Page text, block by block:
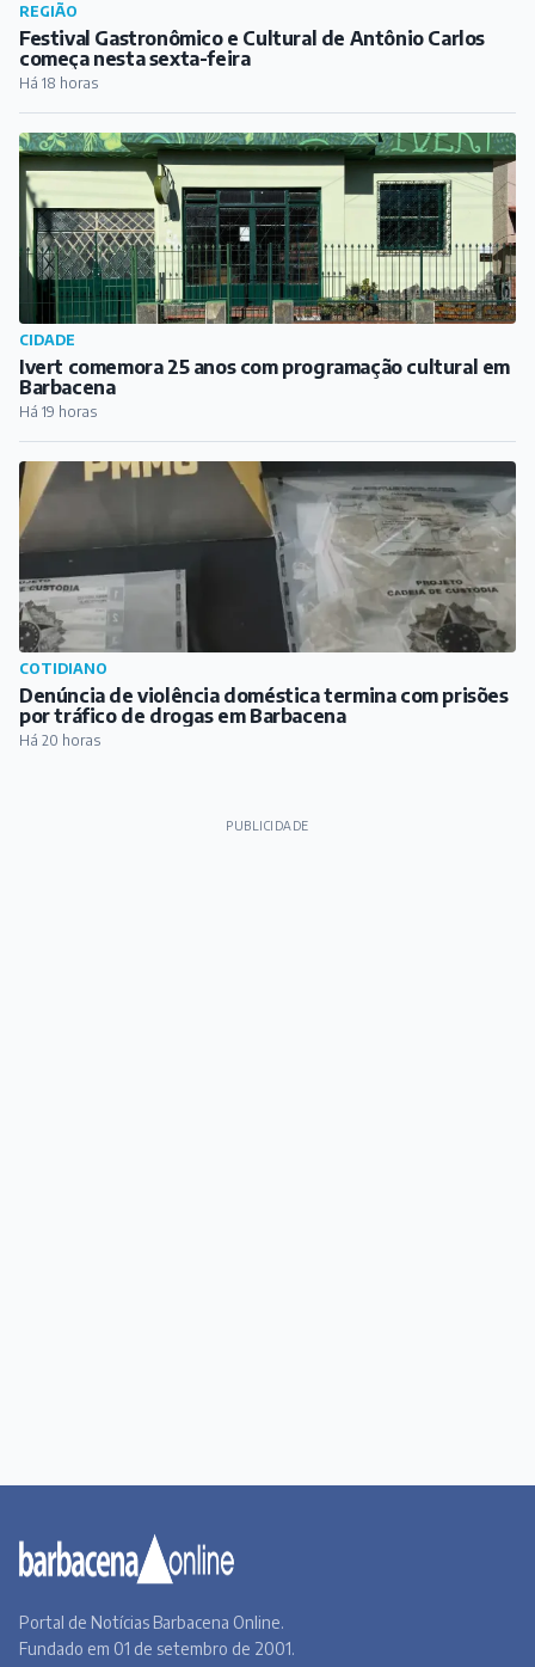
REGIÃO
Festival Gastronômico e Cultural de Antônio Carlos
começa nesta sexta-feira
Há 18 horas
CIDADE
Ivert comemora 25 anos com programação cultural em
Barbacena
Há 19 horas
COTIDIANO
Denúncia de violência doméstica termina com prisões
por tráfico de drogas em Barbacena
Há 20 horas
PUBLICIDADE
Portal de Notícias Barbacena Online.
Fundado em 01 de setembro de 2001.